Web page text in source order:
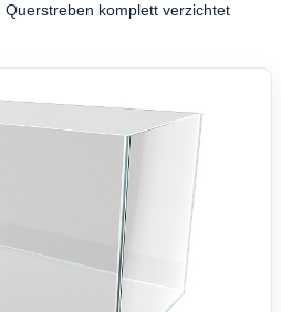
komplett verzichtet